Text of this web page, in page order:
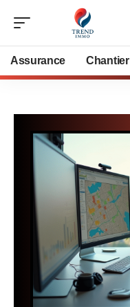
Assurance Chantier